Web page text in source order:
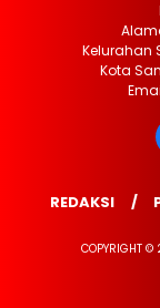
Kelurahan
Kota
REDAKSI
COPYRIGHT